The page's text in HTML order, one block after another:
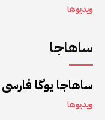
ویدیوها
ساهاجا
ساهاجا یوگا فارسی ۸ آگوست ۲۰۲۶
ویدیوها